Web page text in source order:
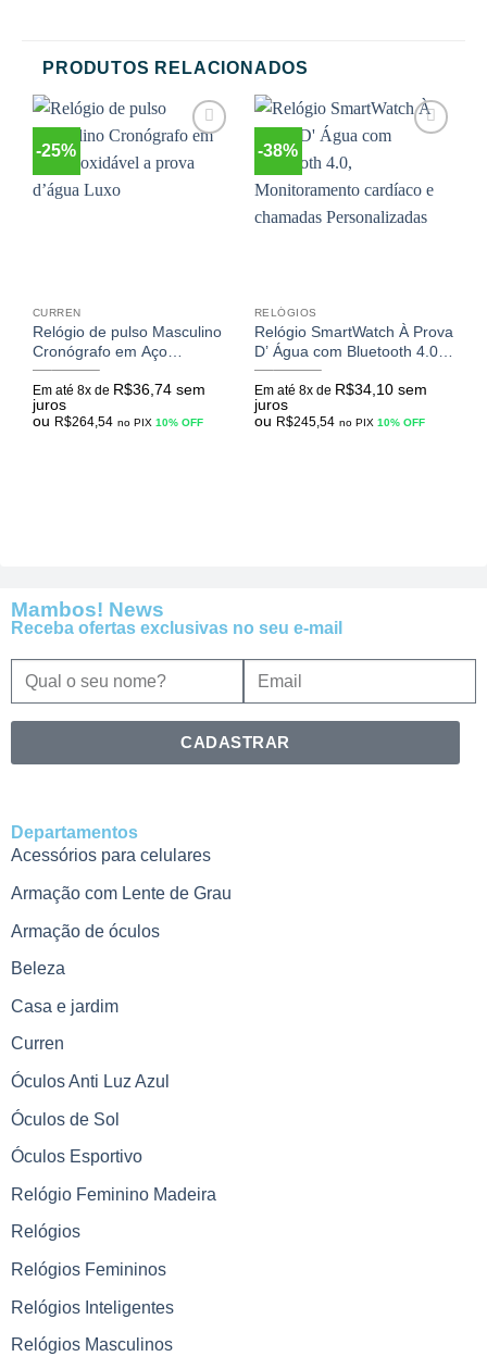
PRODUTOS RELACIONADOS
-25%
aos
CURREN
Relógio de pulso Masculino
Cronógrafo em Aço
Inoxidável a prova d’água
Luxo
R$389,57
Em até 8x de R$36,74 sem
juros
ou R$264,54 no PIX 10% OFF
-38%
desejos
RELÓGIOS
Relógio SmartWatch À Prova
D’ Água com Bluetooth 4.0,
Monitoramento cardíaco e
chamadas Personalizadas
R$443,33
Em até 8x de R$34,10 sem
juros
ou R$245,54 no PIX 10% OFF
Mambos! News
Receba ofertas exclusivas no seu e-mail
CADASTRAR
Departamentos
Acessórios para celulares
Armação com Lente de Grau
Armação de óculos
Beleza
Casa e jardim
Curren
Óculos Anti Luz Azul
Óculos de Sol
Óculos Esportivo
Relógio Feminino Madeira
Relógios
Relógios Femininos
Relógios Inteligentes
Relógios Masculinos